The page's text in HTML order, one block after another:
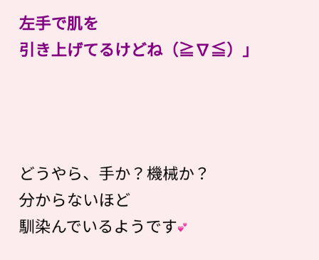
左手で肌を
引き上げてるけどね（≧∇≦）」
どうやら、手か？機械か？
分からないほど
馴染んでいるようです